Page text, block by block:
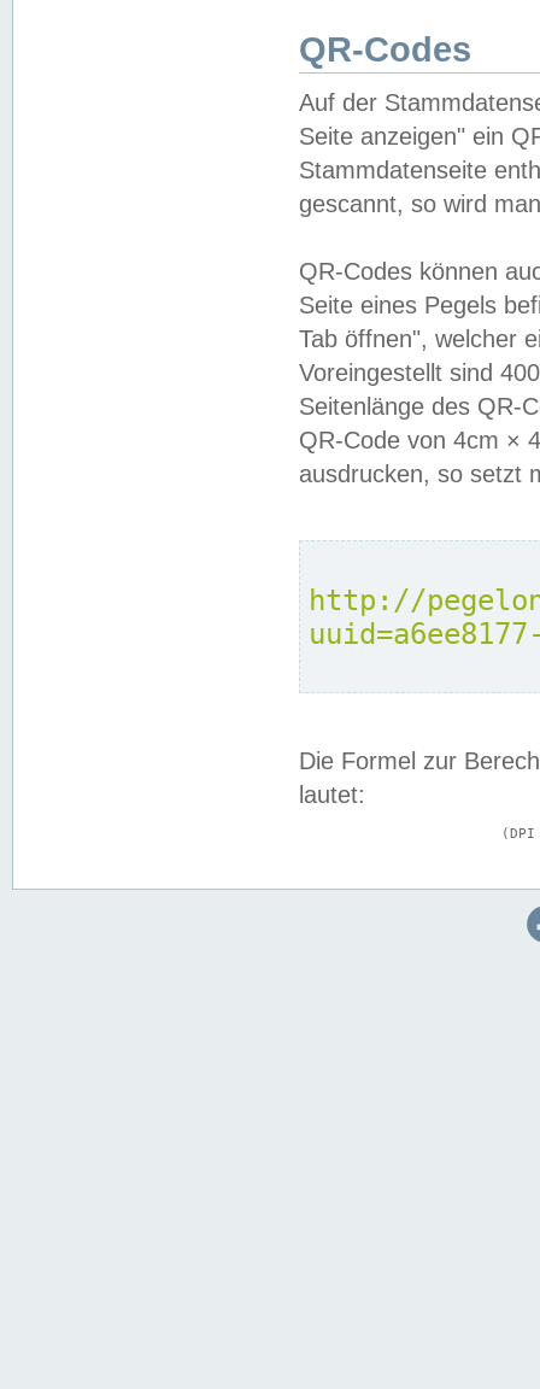
QR-Codes
Auf der
Seite anzeigen" ein
Stammdatenseite
gescannt, so wird
QR-Codes können
Seite eines Pegels
Tab öffnen", welcher
Voreingestellt sind
Seitenlänge des QR-
QR-Code von 4cm ×
ausdrucken, so setzt
http://
Die Formel zur
lautet: